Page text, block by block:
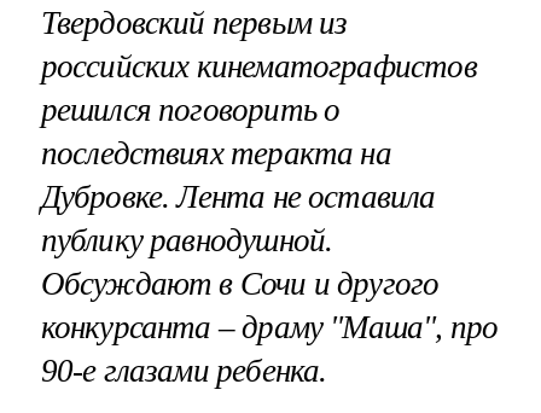
Твердовский первым из
российских кинематографистов
решился поговорить о
последствиях теракта на
Дубровке. Лента не оставила
публику равнодушной.
Обсуждают в Сочи и другого
конкурсанта – драму "Маша", про
90-е глазами ребенка.